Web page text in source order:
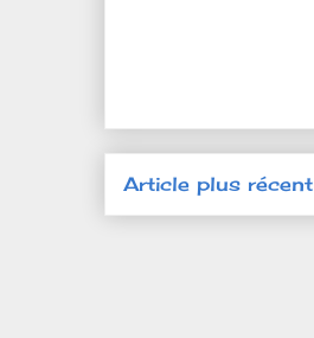
Article plus récent